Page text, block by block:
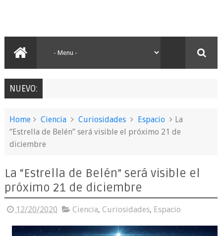
NUEVO:
Home Ciencia Curiosidades Espacio
La
“Estrella de Belén” será visible el próximo 21 de
diciembre
La “Estrella de Belén” será visible el
próximo 21 de diciembre
12/20/2020 Ciencia, Curiosidades, Espacio